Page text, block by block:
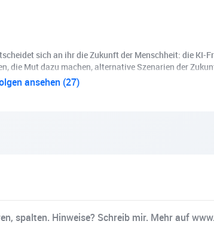
sich an ihr die Zukunft der Menschheit: die
die Mut dazu machen, alternative Szenarien der
ansehen (27)
spalten. Hinweise? Schreib mir. Mehr auf